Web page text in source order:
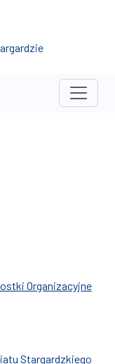
Organizacyjne
Stargardzkiego